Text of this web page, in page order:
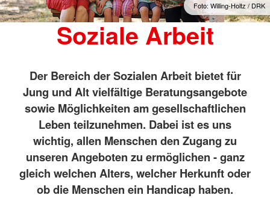
Foto: Willing-Holtz / DRK
Soziale Arbeit
Der Bereich der Sozialen Arbeit bietet für
Jung und Alt vielfältige Beratungsangebote
sowie Möglichkeiten am gesellschaftlichen
Leben teilzunehmen. Dabei ist es uns
wichtig, allen Menschen den Zugang zu
unseren Angeboten zu ermöglichen - ganz
gleich welchen Alters, welcher Herkunft oder
ob die Menschen ein Handicap haben.